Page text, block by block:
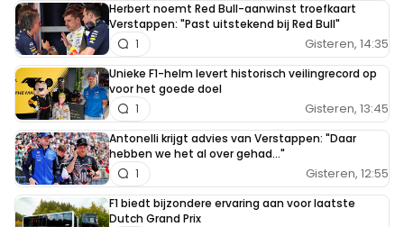
Herbert noemt Red Bull-aanwinst troefkaart
Verstappen: "Past uitstekend bij Red Bull"
Gisteren, 14:35
1
Unieke F1-helm levert historisch veilingrecord op
voor het goede doel
Gisteren, 13:45
1
Antonelli krijgt advies van Verstappen: "Daar
hebben we het al over gehad..."
Gisteren, 12:55
1
F1 biedt bijzondere ervaring aan voor laatste
Dutch Grand Prix